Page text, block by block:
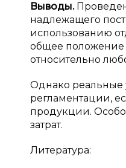
Выводы.
надлежащего
использованию
общее положение
относительно
Однако реальные
регламентации,
продукции.
затрат.
Литература: